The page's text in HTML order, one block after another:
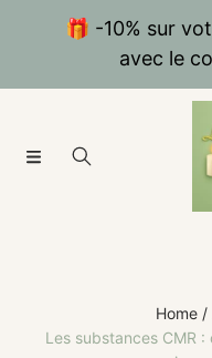
SKIP TO CONTENT
🎁 -10% sur
avec le
Home
Les substances CMR